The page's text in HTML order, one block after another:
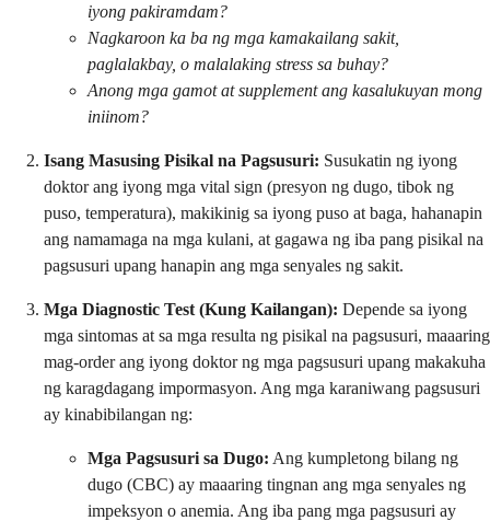
iyong pakiramdam?
Nagkaroon ka ba ng mga kamakailang sakit,
paglalakbay, o malalaking stress sa buhay?
Anong mga gamot at supplement ang kasalukuyan mong
iniinom?
Isang Masusing Pisikal na Pagsusuri: Susukatin ng iyong
doktor ang iyong mga vital sign (presyon ng dugo, tibok ng
puso, temperatura), makikinig sa iyong puso at baga, hahanapin
ang namamaga na mga kulani, at gagawa ng iba pang pisikal na
pagsusuri upang hanapin ang mga senyales ng sakit.
Mga Diagnostic Test (Kung Kailangan): Depende sa iyong
mga sintomas at sa mga resulta ng pisikal na pagsusuri, maaaring
mag-order ang iyong doktor ng mga pagsusuri upang makakuha
ng karagdagang impormasyon. Ang mga karaniwang pagsusuri
ay kinabibilangan ng:
Mga Pagsusuri sa Dugo: Ang kumpletong bilang ng
dugo (CBC) ay maaaring tingnan ang mga senyales ng
impeksyon o anemia. Ang iba pang mga pagsusuri ay